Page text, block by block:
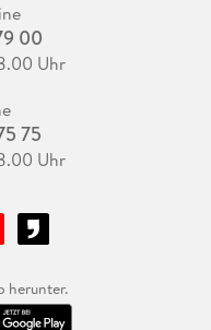
00
Uhr
75
Uhr
herunter.